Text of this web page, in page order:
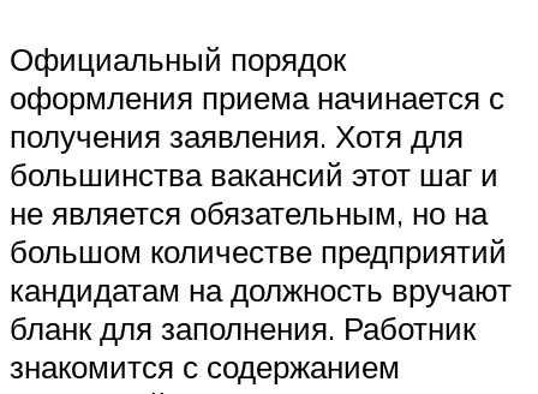
Официальный порядок
оформления приема начинается с
получения заявления. Хотя для
большинства вакансий этот шаг и
не является обязательным, но на
большом количестве предприятий
кандидатам на должность вручают
бланк для заполнения. Работник
знакомится с содержанием